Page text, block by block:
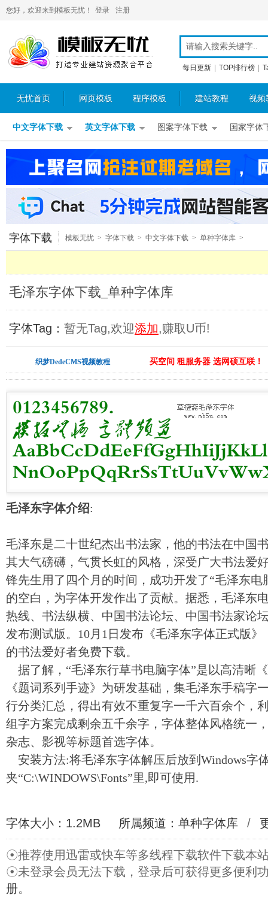
您好，欢迎来到模板无忧！ 登录 注册
每日更新 TOP排行榜
无忧首页 网页模板 程序模板 建站教程 视频
中文字体下载 英文字体下载 图案字体下载 国家字体
字体下载 模板无忧 > 字体下载 > 中文字体下载 > 单种字体库 >
毛泽东字体下载_单种字体库
字体Tag： 暂无Tag,欢迎添加,赚取U币!
织梦DedeCMS视频教程 买空间 租服务器 选网硕互联！
毛泽东字体介绍:
毛泽东是二十世纪杰出书法家，他的书法在中国
其大气磅礴，气贯长虹的风格，深受广大书法爱
锋先生用了四个月的时间，成功开发了“毛泽东电
的空白，为字体开发作出了贡献。据悉，毛泽东
热线、书法纵横、中国书法论坛、中国书法家论
发布测试版。10月1日发布《毛泽东字体正式版
的书法爱好者免费下载。
据了解，“毛泽东行草书电脑字体”是以高清晰
《题词系列手迹》为研发基础，集毛泽东手稿字
行分类汇总，得出有效不重复字一千六百余个，
组字方案完成剩余五千余字，字体整体风格统一
杂志、影视等标题首选字体。
安装方法:将毛泽东字体解压后放到Windows字
夹“C:\WINDOWS\Fonts”里,即可使用.
字体大小：1.2MB 所属频道： 单种字体库 /
☉推荐使用迅雷或快车等多线程下载软件下载本
☉未登录会员无法下载，登录后可获得更多便利
册。